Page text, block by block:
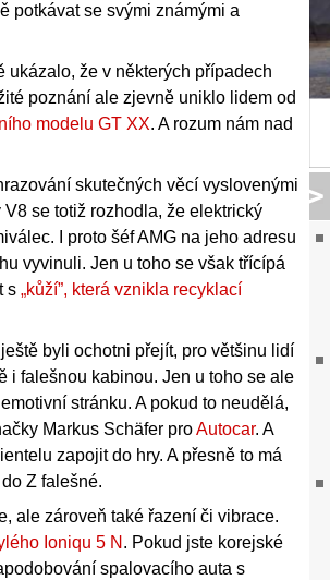
potkávat se svými známými a
ukázalo, že v některých případech
poznání ale zjevně uniklo lidem od
modelu GT XX. A rozum nám nad
skutečných věcí vyslovenými
V8 se totiž rozhodla, že elektrický
I proto šéf AMG na jeho adresu
vyvinuli. Jen u toho se však třícípá
s „kůží”, která vznikla recyklací
byli ochotni přejít, pro většinu lidí
i falešnou kabinou. Jen u toho se ale
stránku. A pokud to neudělá,
Markus Schäfer proAutocar. A
zapojit do hry. A přesně to má
Z falešné.
ale zároveň také řazení či vibrace.
Ioniqu 5 N . Pokud jste korejské
spalovacího auta s